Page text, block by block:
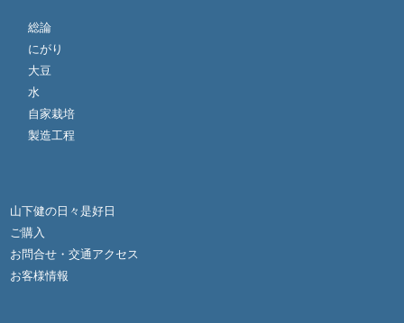
総論
にがり
大豆
水
自家栽培
製造工程
山下健の日々是好日
ご購入
お問合せ・交通アクセス
お客様情報